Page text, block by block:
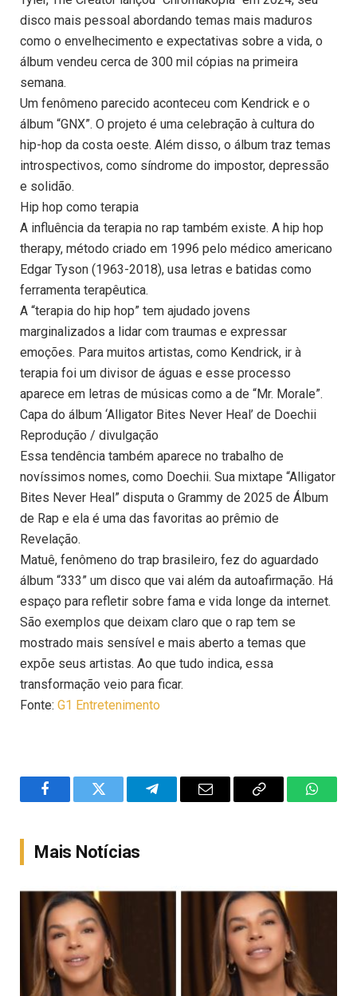
disco mais pessoal abordando temas mais maduros
como o envelhecimento e expectativas sobre a vida, o
álbum vendeu cerca de 300 mil cópias na primeira
semana.
Um fenômeno parecido aconteceu com Kendrick e o
álbum “GNX”. O projeto é uma celebração à cultura do
hip-hop da costa oeste. Além disso, o álbum traz temas
introspectivos, como síndrome do impostor, depressão
e solidão.
Hip hop como terapia
A influência da terapia no rap também existe. A hip hop
therapy, método criado em 1996 pelo médico americano
Edgar Tyson (1963-2018), usa letras e batidas como
ferramenta terapêutica.
A “terapia do hip hop” tem ajudado jovens
marginalizados a lidar com traumas e expressar
emoções. Para muitos artistas, como Kendrick, ir à
terapia foi um divisor de águas e esse processo
aparece em letras de músicas como a de “Mr. Morale”.
Capa do álbum ‘Alligator Bites Never Heal’ de Doechii
Reprodução / divulgação
Essa tendência também aparece no trabalho de
novíssimos nomes, como Doechii. Sua mixtape “Alligator
Bites Never Heal” disputa o Grammy de 2025 de Álbum
de Rap e ela é uma das favoritas ao prêmio de
Revelação.
Matuê, fenômeno do trap brasileiro, fez do aguardado
álbum “333” um disco que vai além da autoafirmação. Há
espaço para refletir sobre fama e vida longe da internet.
São exemplos que deixam claro que o rap tem se
mostrado mais sensível e mais aberto a temas que
expõe seus artistas. Ao que tudo indica, essa
transformação veio para ficar.
Fonte: G1 Entretenimento
FacebookTwitter TelegramEmail
Copy
Mais Notícias